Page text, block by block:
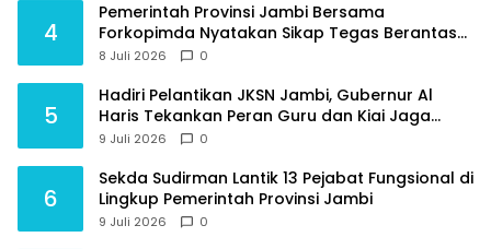
4
Pemerintah Provinsi Jambi Bersama
Forkopimda Nyatakan Sikap Tegas Berantas
Geng Motor
8 Juli 2026 0
5
Hadiri Pelantikan JKSN Jambi, Gubernur Al
Haris Tekankan Peran Guru dan Kiai Jaga
Moral Generasi Bangsa
9 Juli 2026 0
6
Sekda Sudirman Lantik 13 Pejabat Fungsional di
Lingkup Pemerintah Provinsi Jambi
9 Juli 2026 0